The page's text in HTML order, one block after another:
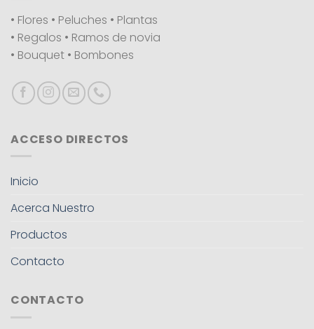
• Flores • Peluches • Plantas
• Regalos • Ramos de novia
• Bouquet • Bombones
ACCESO DIRECTOS
Inicio
Acerca Nuestro
Productos
Contacto
CONTACTO